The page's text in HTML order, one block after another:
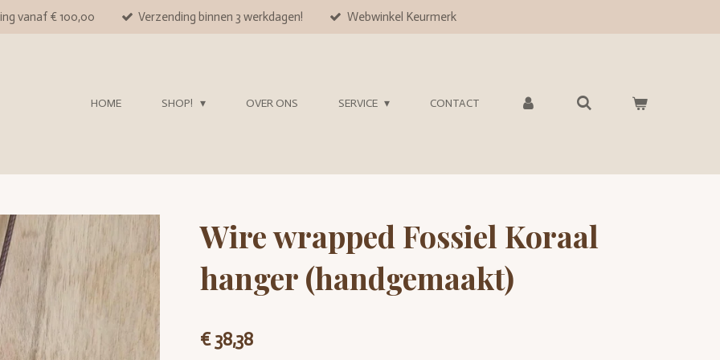
vanaf € 100,00 Verzending binnen 3 werkdagen! Webwinkel Keurmerk
HOME SHOP! OVER ONS SERVICE CONTACT
Wire wrapped Fossiel Koraal
hanger (handgemaakt)
€ 38,38